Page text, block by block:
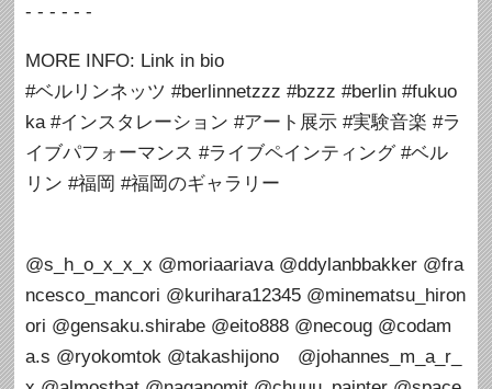
- - - - - -
MORE INFO: Link in bio
#ベルリンネッツ #berlinnetzzz #bzzz #berlin #fukuo
ka #インスタレーション #アート展示 #実験音楽 #ラ
イブパフォーマンス #ライブペインティング #ベル
リン #福岡 #福岡のギャラリー
@s_h_o_x_x_x @moriaariava @ddylanbbakker @fra
ncesco_mancori @kurihara12345 @minematsu_hiron
ori @gensaku.shirabe @eito888 @necoug @codam
a.s @ryokomtok @takashijono @johannes_m_a_r_